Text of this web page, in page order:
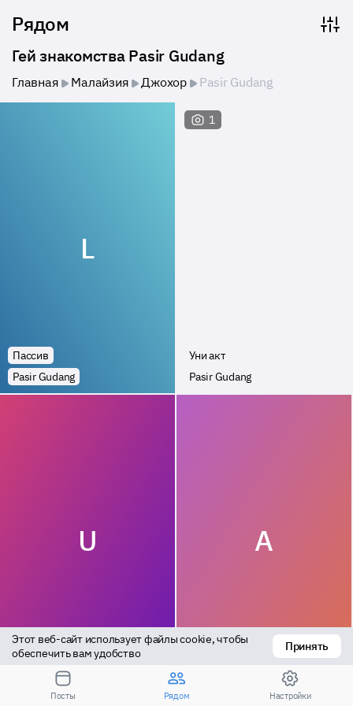
Рядом
Гей знакомства Pasir Gudang
Главная Малайзия Джохор Pasir Gudang
L
Пассив
Pasir Gudang
1
Уни акт
Pasir Gudang
U
Уни акт
Pasir Gudang
A
Актив
Этот веб-сайт использует файлы cookie, чтобы
обеспечить вам удобство
Принять
Посты Рядом Настройки